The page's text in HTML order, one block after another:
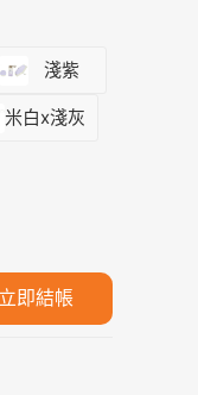
淺紫
米白x淺灰
立即結帳